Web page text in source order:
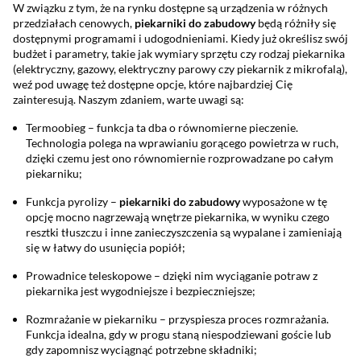
W związku z tym, że na rynku dostępne są urządzenia w różnych
przedziałach cenowych, piekarniki do zabudowybędą różniły się
dostępnymi programami i udogodnieniami. Kiedy już określisz swój
budżet i parametry, takie jak wymiary sprzętu czy rodzaj piekarnika
(elektryczny, gazowy, elektryczny parowy czy piekarnik z mikrofalą),
weź pod uwagę też dostępne opcje, które najbardziej Cię
zainteresują. Naszym zdaniem, warte uwagi są:
Termoobieg – funkcja ta dba o równomierne pieczenie.
Technologia polega na wprawianiu gorącego powietrza w ruch,
dzięki czemu jest ono równomiernie rozprowadzane po całym
piekarniku;
Funkcja pyrolizy – piekarniki do zabudowywyposażone w tę
opcję mocno nagrzewają wnętrze piekarnika, w wyniku czego
resztki tłuszczu i inne zanieczyszczenia są wypalane i zamieniają
się w łatwy do usunięcia popiół;
Prowadnice teleskopowe – dzięki nim wyciąganie potraw z
piekarnika jest wygodniejsze i bezpieczniejsze;
Rozmrażanie w piekarniku – przyspiesza proces rozmrażania.
Funkcja idealna, gdy w progu staną niespodziewani goście lub
gdy zapomnisz wyciągnąć potrzebne składniki;